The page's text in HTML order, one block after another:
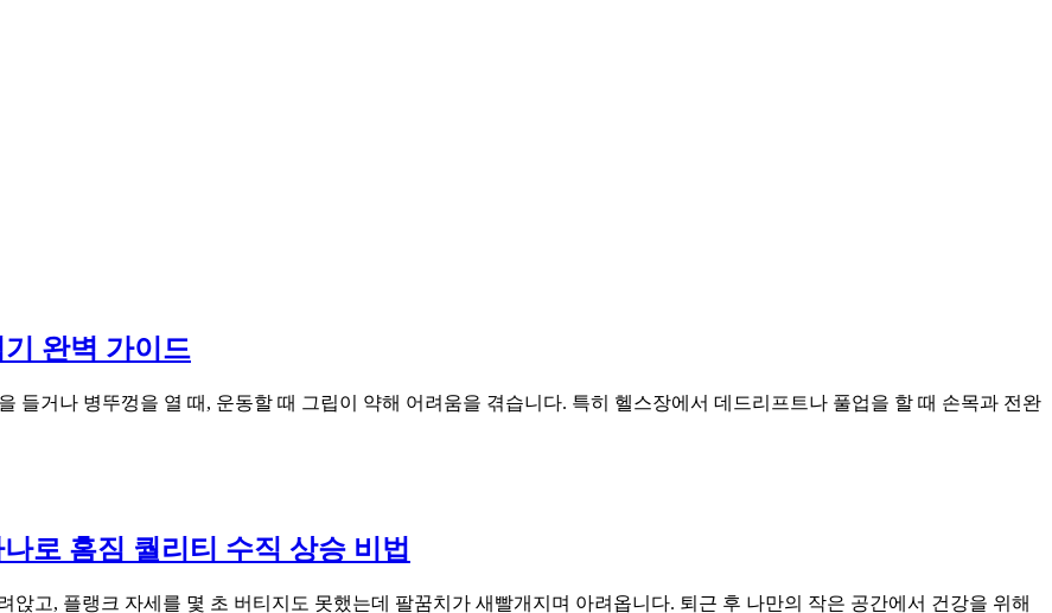
완벽 가이드
들거나 병뚜껑을 열 때, 운동할 때 그립이 약해 어려움을 겪습니다. 특히 헬스장에서 데드리프트나 풀업을 할 때 손목과 전완
로 홈짐 퀄리티 수직 상승 비법
고, 플랭크 자세를 몇 초 버티지도 못했는데 팔꿈치가 새빨개지며 아려옵니다. 퇴근 후 나만의 작은 공간에서 건강을 위해